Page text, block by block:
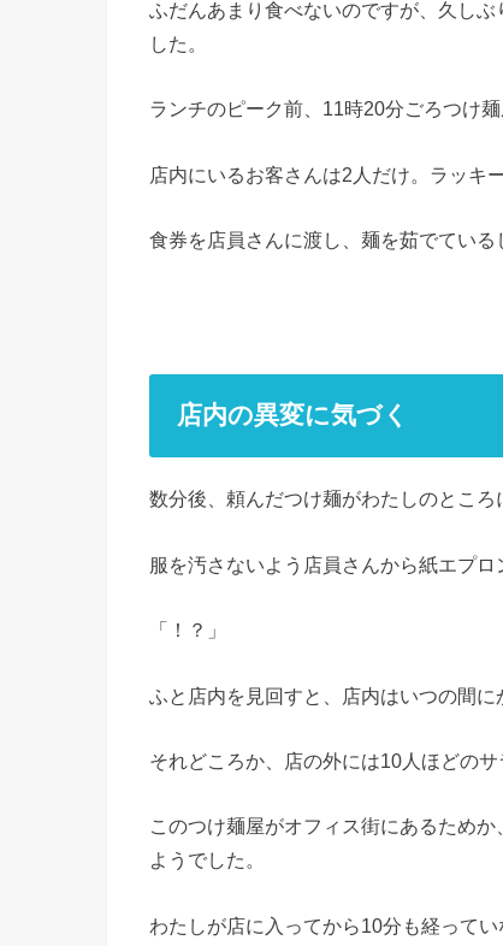
ふだんあまり食べないのですが、久し
した。
ランチのピーク前、11時20分ごろつけ麺
店内にいるお客さんは2人だけ。ラッキ
食券を店員さんに渡し、麺を茹でている
店内の異変に気づく
数分後、頼んだつけ麺がわたしのところ
服を汚さないよう店員さんから紙エプ
「！？」
ふと店内を見回すと、店内はいつの間に
それどころか、店の外には10人ほどの
このつけ麺屋がオフィス街にあるため
ようでした。
わたしが店に入ってから10分も経って